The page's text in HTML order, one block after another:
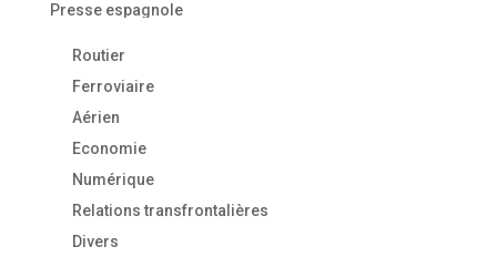
Presse espagnole
Routier
Ferroviaire
Aérien
Economie
Numérique
Relations transfrontalières
Divers